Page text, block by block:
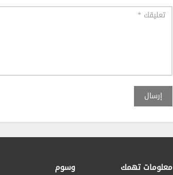
إرسال
وسوم
معلومات تهمك